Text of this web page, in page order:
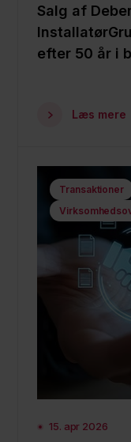
Salg af
efter 50 år i
Læs mere
Transaktioner
15. apr 2026